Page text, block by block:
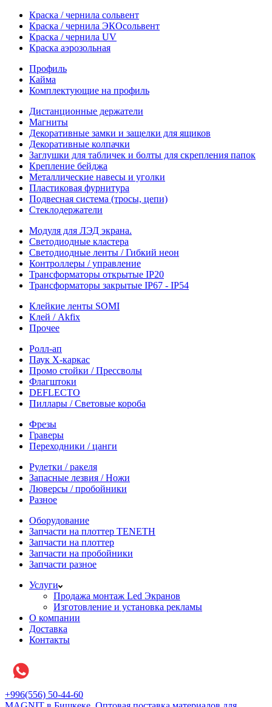
Краска / чернила сольвент
Краска / чернила ЭКОсольвент
Краска / чернила UV
Краска аэрозольная
Профиль
Кайма
Комплектующие на профиль
Дистанционные держатели
Магниты
Декоративные замки и защелки для ящиков
Декоративные колпачки
Заглушки для табличек и болты для скрепления папок
Крепление бейджа
Металлические навесы и уголки
Пластиковая фурнитура
Подвесная система (тросы, цепи)
Стеклодержатели
Модуля для ЛЭД экрана.
Светодиодные кластера
Светодиодные ленты / Гибкий неон
Контроллеры / управление
Трансформаторы открытые IP20
Трансформаторы закрытые IP67 - IP54
Клейкие ленты SOMI
Клей / Akfix
Прочее
Ролл-ап
Паук X-каркас
Промо стойки / Прессволы
Флагштоки
DEFLECTO
Пиллары / Световые короба
Фрезы
Граверы
Переходники / цанги
Рулетки / ракеля
Запасные лезвия / Ножи
Люверсы / пробойники
Разное
Оборудование
Запчасти на плоттер TENETH
Запчасти на плоттер
Запчасти на пробойники
Запчасти разное
Услуги
Продажа монтаж Led Экранов
Изготовление и установка рекламы
О компании
Доставка
Контакты
+996(556) 50-44-60